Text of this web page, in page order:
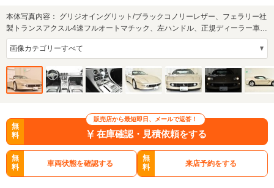
本体写真内容： グリジオイングリット/ブラックコノリーレザー、フェラリー社
製トランスアクスル4速フルオートマチック、左ハンドル、正規ディーラー車、
新車時よ…
販売店から最短即日、メールで返答！
無
料
在庫確認・見積依頼をする
無
料
車両状態を確認する
無
料
来店予約をする